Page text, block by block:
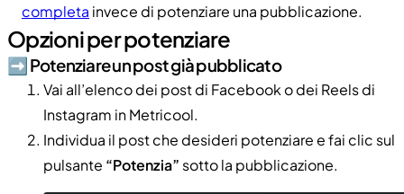
completa invece di potenziare una pubblicazione.
Opzioni per potenziare
➡️​ Potenziare un post già pubblicato
Vai all’elenco dei post di Facebook o dei Reels di
Instagram in Metricool.
Individua il post che desideri potenziare e fai clic sul
pulsante “Potenzia” sotto la pubblicazione.